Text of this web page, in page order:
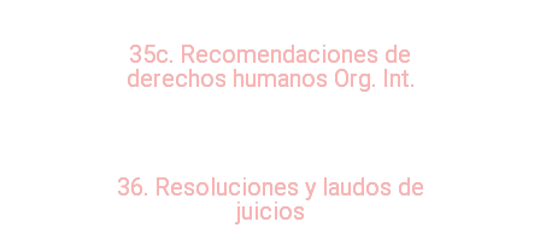
35c. Recomendaciones de
derechos humanos Org. Int.
36. Resoluciones y laudos de
juicios